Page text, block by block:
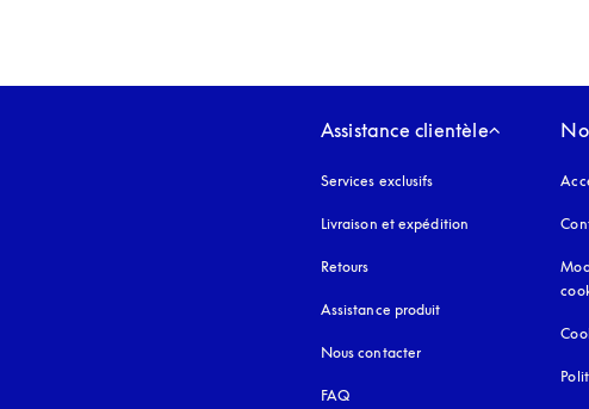
Assistance clientèle
Services exclusifs
Livraison et expédition
Retours
Assistance produit
Nous contacter
FAQ